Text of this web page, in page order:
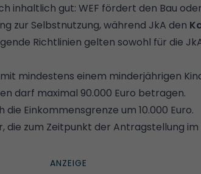
inhaltlich gut: WEF fördert den Bau
zur Selbstnutzung, während JkA den
Richtlinien gelten sowohl für die
mindestens einem minderjährigen
darf maximal 90.000 Euro betragen.
Einkommensgrenze um 10.000 Euro.
die zum Zeitpunkt der Antragstellung